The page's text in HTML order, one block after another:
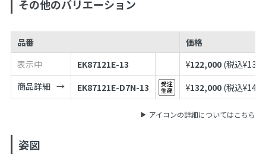
その他のバリエーション
品番
価格
表示中
EK87121E-13 ¥122,000 (税込¥
商品詳細
EK87121E-D7N-13 ¥132,000 (税込¥
アイコンの詳細についてはこちら
姿図